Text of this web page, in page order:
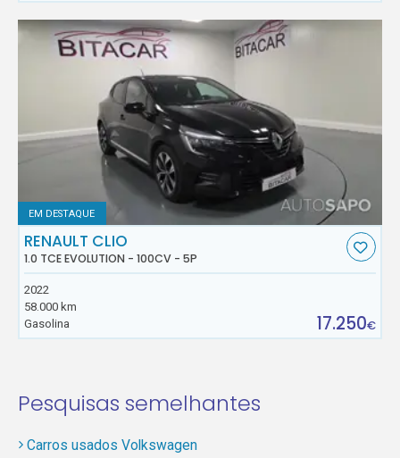
EM DESTAQUE
RENAULT CLIO
1.0 TCE EVOLUTION - 100CV - 5P
2022
58.000 km
Gasolina
17.250€
Pesquisas semelhantes
Carros usados Volkswagen